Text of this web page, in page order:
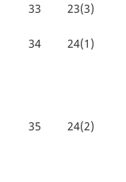
33 23(3)
34 24(1)
35 24(2)